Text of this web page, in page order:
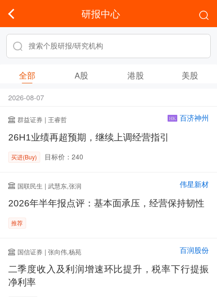
研报中心
全部 A股 港股 美股
2026-08-07
群益证券 | 王睿哲 HK 百济神州
26H1业绩再超预期，继续上调经营指引
买进(Buy) 目标价：240
国联民生 | 武慧东,张润 伟星新材
2026年半年报点评：基本面承压，经营保持韧性
推荐
国信证券 | 张向伟,杨苑 百润股份
二季度收入及利润增速环比提升，税率下行提振
净利率